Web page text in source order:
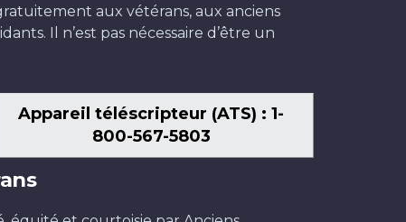
aux vétérans, aux anciens
Il n’est pas nécessaire d’être un
Appareil téléscripteur (ATS) : 1-
800-567-5803